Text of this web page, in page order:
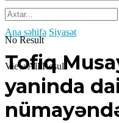
No Result
View All Result
Ana səhifə Siyasət
Tofiq
yaninda